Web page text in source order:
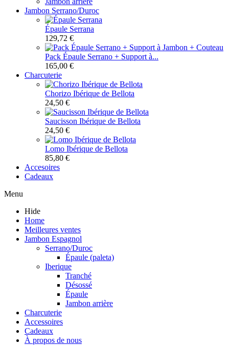
Jambon Serrano/Duroc
Épaule Serrana
129,72 €
Pack Épaule Serrano + Support à...
165,00 €
Charcuterie
Chorizo Ibérique de Bellota
24,50 €
Saucisson Ibérique de Bellota
24,50 €
Lomo Ibérique de Bellota
85,80 €
Accesoires
Cadeaux
Menu
Hide
Home
Meilleures ventes
Jambon Espagnol
Serrano/Duroc
Épaule (paleta)
Iberique
Tranché
Désossé
Épaule
Jambon arrière
Charcuterie
Accessoires
Cadeaux
À propos de nous